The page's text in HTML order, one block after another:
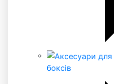
боксів